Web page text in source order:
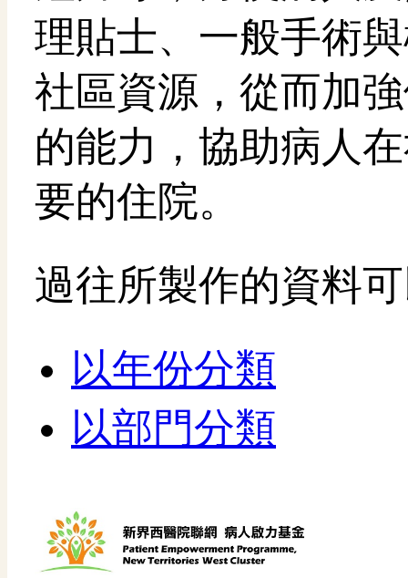
理貼士、一般手術
社區資源，從而加
的能力，協助病人
要的住院。
過往所製作的資料
以年份分類
以部門分類